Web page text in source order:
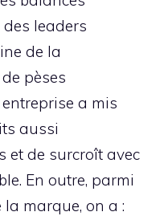
leaders
de la
pèses
entreprise a mis
aussi
et de surcroît avec
En outre, parmi
marque, on a :